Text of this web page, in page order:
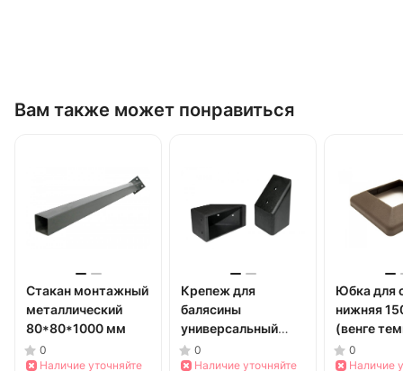
Вам также может понравиться
Стакан монтажный
металлический
80*80*1000 мм
0
Наличие уточняйте
Крепеж для
балясины
универсальный
ПНД 20*25*70 мм
0
Наличие уточняйте
Юбка для
нижняя
(венге
0
Наличие